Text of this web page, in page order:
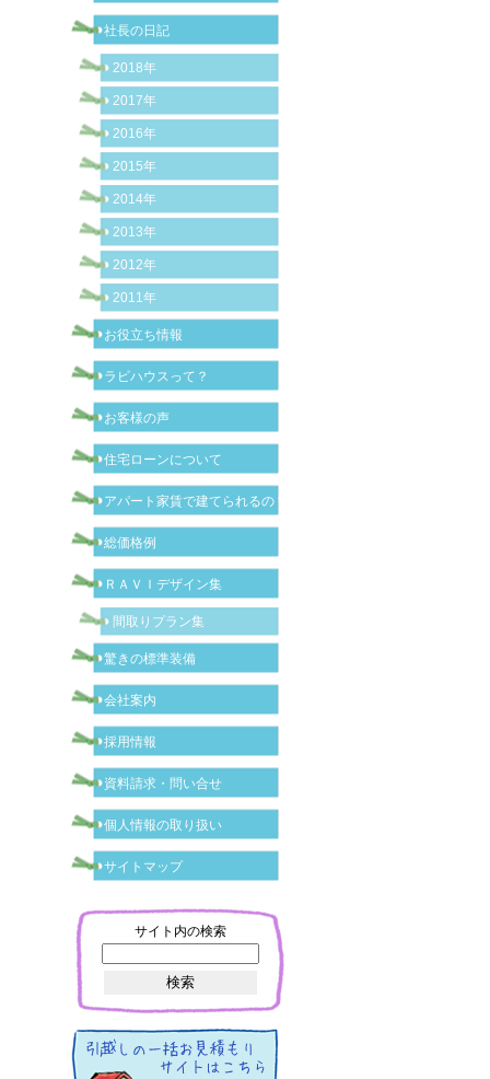
社長の日記
2018年
2017年
2016年
2015年
2014年
2013年
2012年
2011年
お役立ち情報
ラビハウスって？
お客様の声
住宅ローンについて
アパート家賃で建てられるの？
総価格例
ＲＡＶＩデザイン集
間取りプラン集
驚きの標準装備
会社案内
採用情報
資料請求・問い合せ
個人情報の取り扱い
サイトマップ
サイト内の検索